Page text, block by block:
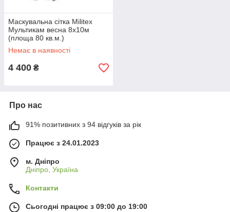
Маскувальна сітка Militex
Мультикам весна 8х10м
(площа 80 кв.м.)
Немає в наявності
4 400 ₴
Про нас
91% позитивних з 94 відгуків за рік
Працює з 24.01.2023
м. Дніпро
Дніпро, Україна
Контакти
Сьогодні працює з 09:00 до 19:00